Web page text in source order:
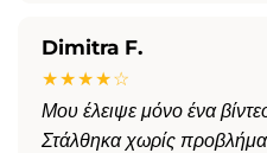
Dimitra F.
★★★★☆
Μου έλειψε μόνο ένα
Στάλθηκα χωρίς